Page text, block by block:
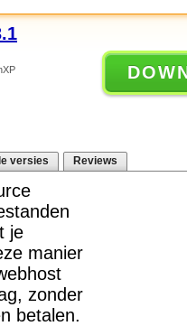
versies Reviews
je
manier
zonder
betalen.